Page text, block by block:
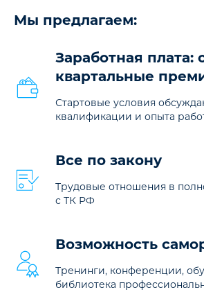
Мы предлагаем:
Заработная плата:
квартальные
Стартовые условия
квалификации и опыта
Все по закону
Трудовые отношения в
с ТК РФ
Возможность
Тренинги, конференции,
библиотека